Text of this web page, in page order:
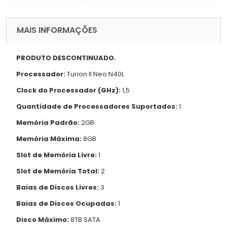
MAIS INFORMAÇÕES
PRODUTO DESCONTINUADO.
Processador:Turion II Neo N40L
Clock do Processador (GHz):1,5
Quantidade de Processadores Suportados:1
Memória Padrão:2GB
Memória Máxima:8GB
Slot de Memória Livre:1
Slot de Memória Total:2
Baias de Discos Livres: 3
Baias de Discos Ocupadas:1
Disco Máximo:8TB SATA